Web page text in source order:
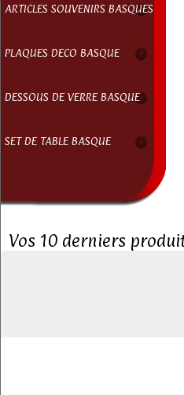
ARTICLES SOUVENIRS BASQUES
PLAQUES DECO BASQUE
DESSOUS DE VERRE BASQUE
SET DE TABLE BASQUE
Vos 10 derniers